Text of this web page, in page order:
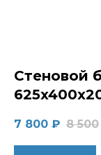
Стеновой
7 800 ₽ 8 500